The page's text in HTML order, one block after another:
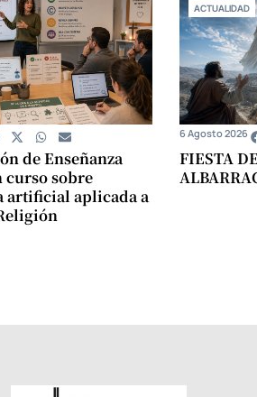
de Enseñanza
curso sobre
artificial aplicada a
ACTUALIDAD
FIESTA
6 Agosto 2026